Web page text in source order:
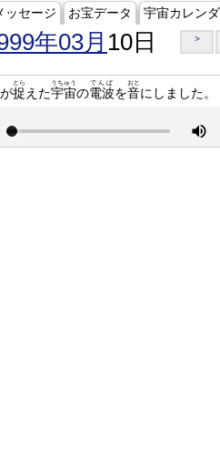
ッセージ お宝データ 宇宙カレン
年03月 10日 >
が捉
とら
えた宇宙
うちゅう
の電波
でんぱ
を音
おと
にしました。